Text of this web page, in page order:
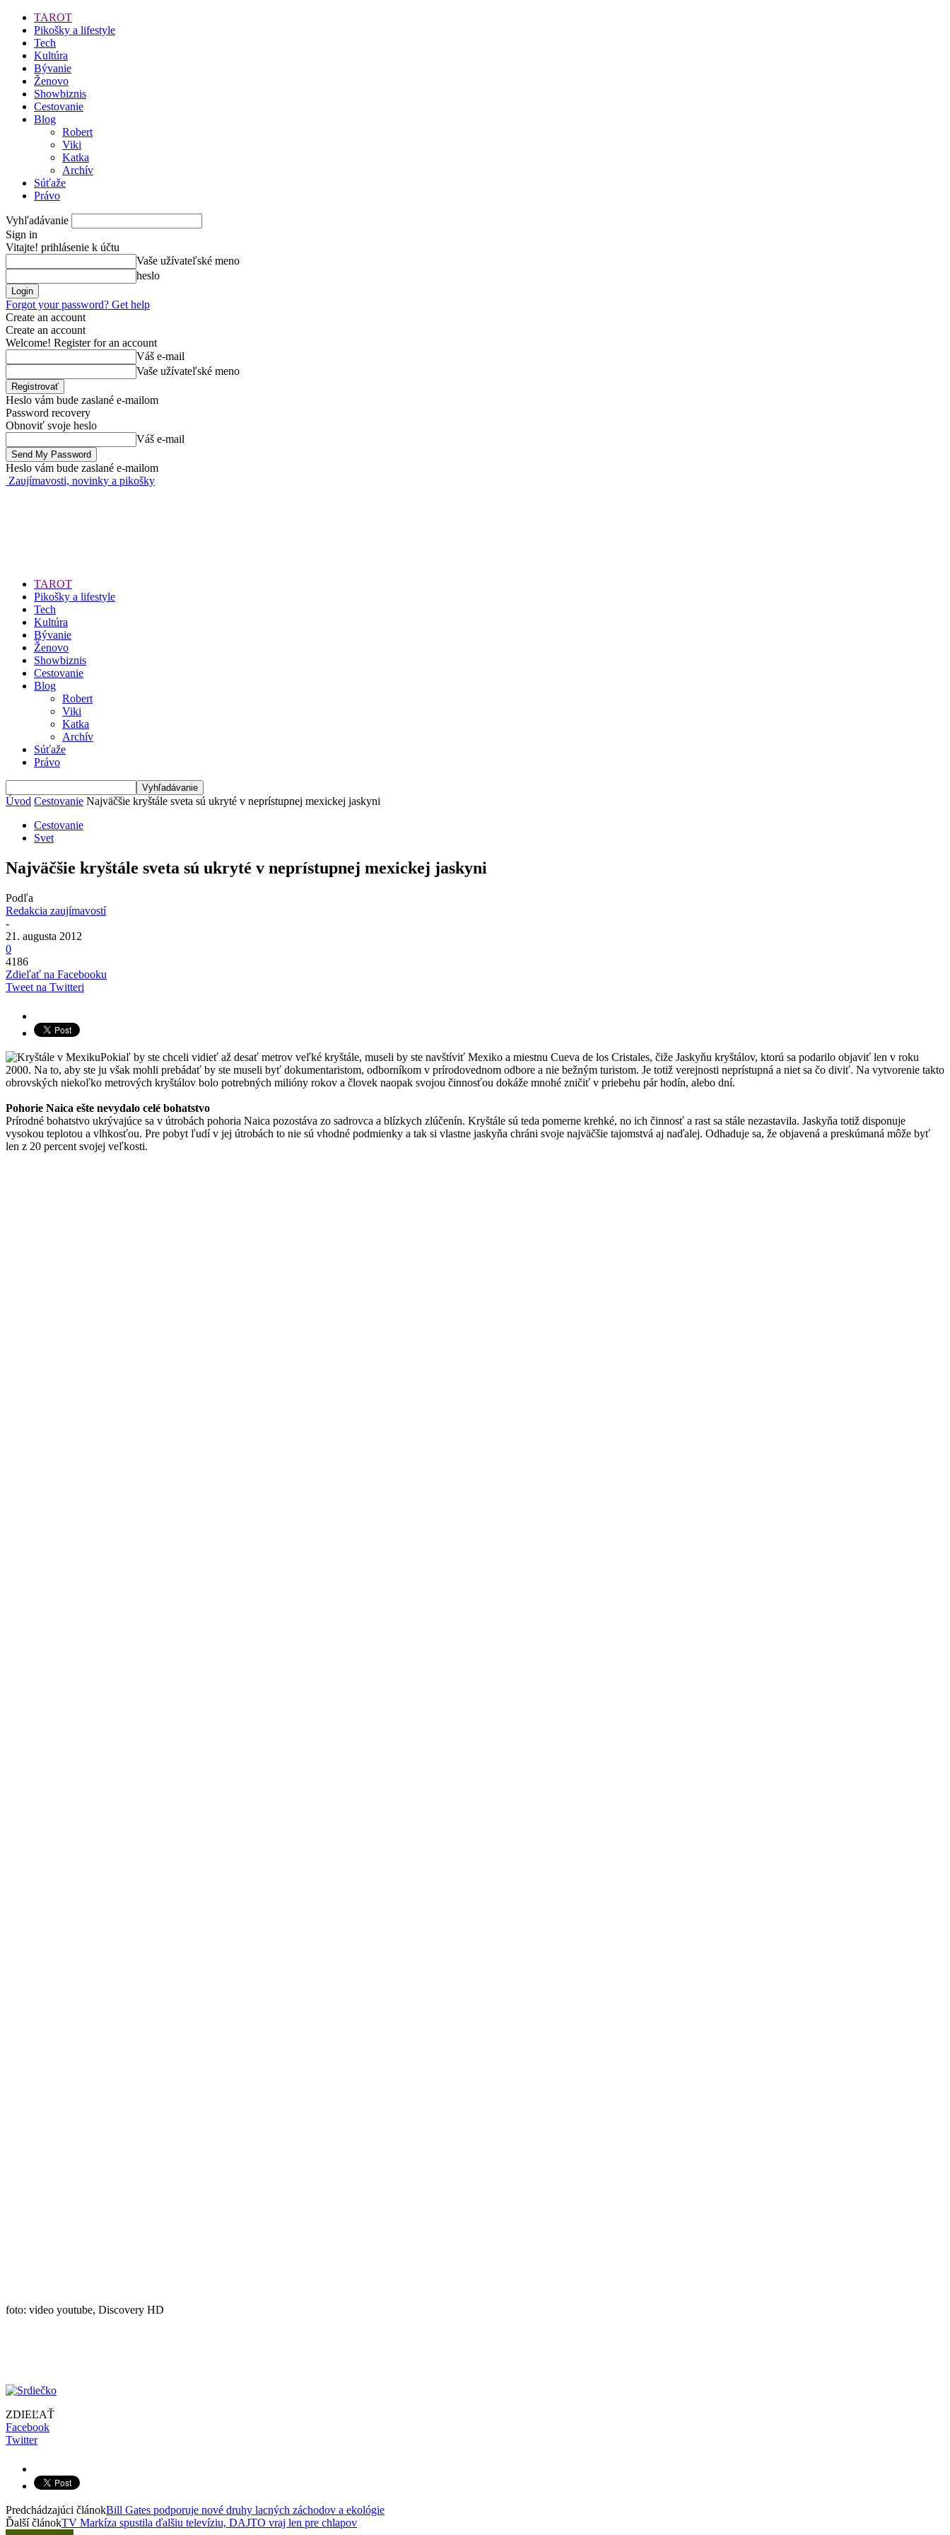
TAROT
Pikošky a lifestyle
Tech
Kultúra
Bývanie
Ženovo
Showbiznis
Cestovanie
Blog
Robert
Viki
Katka
Archív
Súťaže
Právo
Vyhľadávanie
Sign in
Vitajte! prihlásenie k účtu
Vaše užívateľské meno
heslo
Forgot your password? Get help
Create an account
Create an account
Welcome! Register for an account
Váš e-mail
Vaše užívateľské meno
Heslo vám bude zaslané e-mailom
Password recovery
Obnoviť svoje heslo
Váš e-mail
Heslo vám bude zaslané e-mailom
Zaujímavosti, novinky a pikošky
TAROT
Pikošky a lifestyle
Tech
Kultúra
Bývanie
Ženovo
Showbiznis
Cestovanie
Blog
Robert
Viki
Katka
Archív
Súťaže
Právo
Úvod Cestovanie Najväčšie kryštále sveta sú ukryté v neprístupnej mexickej jaskyni
Cestovanie
Svet
Najväčšie kryštále sveta sú ukryté v neprístupnej mexickej jaskyni
Podľa
Redakcia zaujímavostí
-
21. augusta 2012
0
4186
Zdieľať na Facebooku
Tweet na Twitteri
Pokiaľ by ste chceli vidieť až desať metrov veľké kryštále, museli by ste navštíviť Mexiko a miestnu Cueva de los Cristales, čiže Jaskyňu kryštálov, ktorú sa podarilo objaviť len v roku
2000. Na to, aby ste ju však mohli prebádať by ste museli byť dokumentaristom, odborníkom v prírodovednom odbore a nie bežným turistom. Je totiž verejnosti neprístupná a niet sa čo diviť. Na vytvorenie takto
obrovských niekoľko metrových kryštálov bolo potrebných milióny rokov a človek naopak svojou činnosťou dokáže mnohé zničiť v priebehu pár hodín, alebo dní.
Pohorie Naica ešte nevydalo celé bohatstvo
Prírodné bohatstvo ukrývajúce sa v útrobách pohoria Naica pozostáva zo sadrovca a blízkych zlúčenín. Kryštále sú teda pomerne krehké, no ich činnosť a rast sa stále nezastavila. Jaskyňa totiž disponuje
vysokou teplotou a vlhkosťou. Pre pobyt ľudí v jej útrobách to nie sú vhodné podmienky a tak si vlastne jaskyňa chráni svoje najväčšie tajomstvá aj naďalej. Odhaduje sa, že objavená a preskúmaná môže byť
len z 20 percent svojej veľkosti.
foto: video youtube, Discovery HD
ZDIEĽAŤ
Facebook
Twitter
Predchádzajúci článokBill Gates podporuje nové druhy lacných záchodov a ekológie
Ďalší článokTV Markíza spustila ďalšiu televíziu, DAJTO vraj len pre chlapov